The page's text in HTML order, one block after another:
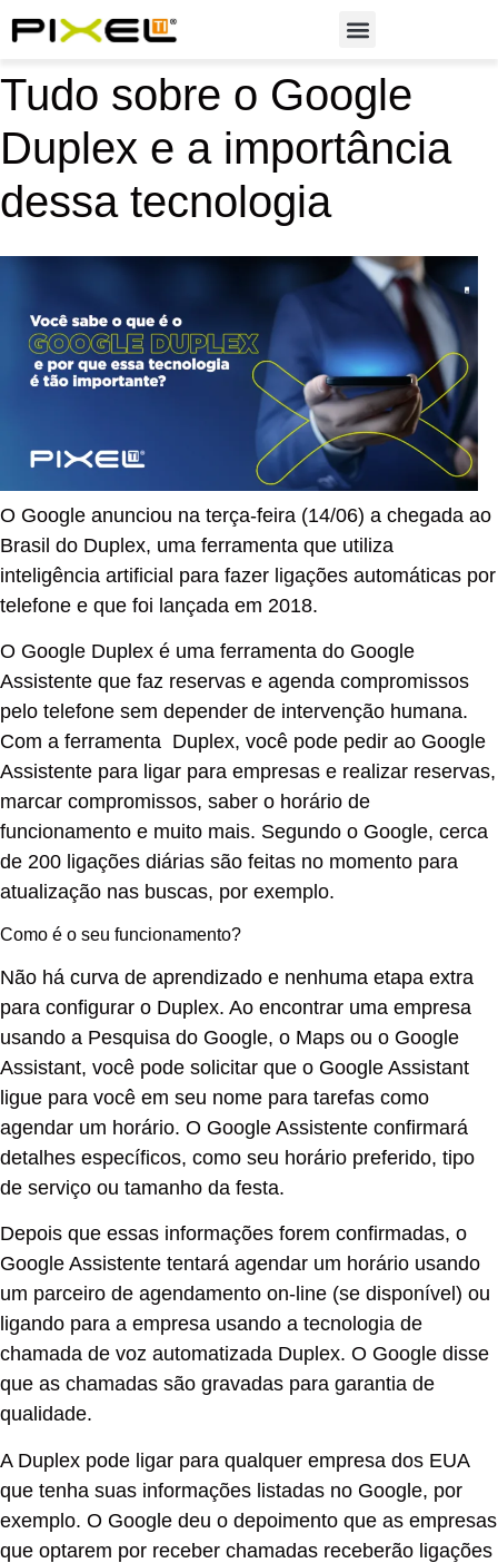
Tudo sobre o Google
Duplex e a importância
dessa tecnologia
O Google anunciou na terça-feira (14/06) a chegada ao
Brasil do Duplex, uma ferramenta que utiliza
inteligência artificial para fazer ligações automáticas por
telefone e que foi lançada em 2018.
O Google Duplex é uma ferramenta do Google
Assistente que faz reservas e agenda compromissos
pelo telefone sem depender de intervenção humana.
Com a ferramenta Duplex, você pode pedir ao Google
Assistente para ligar para empresas e realizar reservas,
marcar compromissos, saber o horário de
funcionamento e muito mais. Segundo o Google, cerca
de 200 ligações diárias são feitas no momento para
atualização nas buscas, por exemplo.
Como é o seu funcionamento?
Não há curva de aprendizado e nenhuma etapa extra
para configurar o Duplex. Ao encontrar uma empresa
usando a Pesquisa do Google, o Maps ou o Google
Assistant, você pode solicitar que o Google Assistant
ligue para você em seu nome para tarefas como
agendar um horário. O Google Assistente confirmará
detalhes específicos, como seu horário preferido, tipo
de serviço ou tamanho da festa.
Depois que essas informações forem confirmadas, o
Google Assistente tentará agendar um horário usando
um parceiro de agendamento on-line (se disponível) ou
ligando para a empresa usando a tecnologia de
chamada de voz automatizada Duplex. O Google disse
que as chamadas são gravadas para garantia de
qualidade.
A Duplex pode ligar para qualquer empresa dos EUA
que tenha suas informações listadas no Google, por
exemplo. O Google deu o depoimento que as empresas
que optarem por receber chamadas receberão ligações